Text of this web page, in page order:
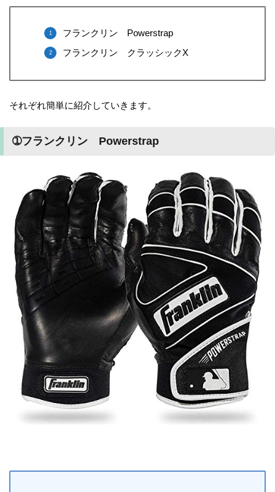
フランクリン Powerstrap
フランクリン クラッシックX
それぞれ簡単に紹介していきます。
➀フランクリン Powerstrap